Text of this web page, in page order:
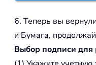
6. Теперь вы
и Бумага,
Выбор подписи для